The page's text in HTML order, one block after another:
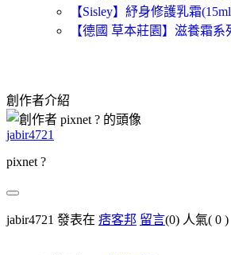
【Sisley】紓身修護乳霜
【德國 草本莊園】滋養霜系
創作者介紹
jabir4721
pixnet ?
jabir4721 發表在 痞客邦 留言(0) 人氣( 0 )